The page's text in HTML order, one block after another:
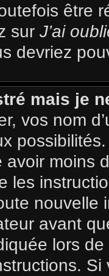
être
sur J’ai
devriez
mais je
vos nom
moins
les
nouvelle
avant
lors
Si